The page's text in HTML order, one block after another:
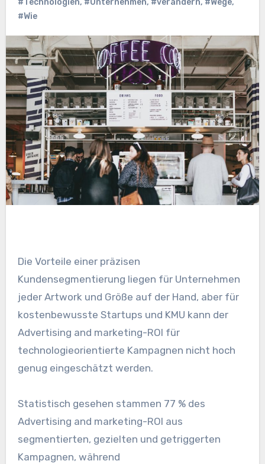
#Technologien, #Unternehmen, #verändern, #Wege,
#Wie
Die Vorteile einer präzisen
Kundensegmentierung liegen für Unternehmen
jeder Artwork und Größe auf der Hand, aber für
kostenbewusste Startups und KMU kann der
Advertising and marketing-ROI für
technologieorientierte Kampagnen nicht hoch
genug eingeschätzt werden.
Statistisch gesehen stammen 77 % des
Advertising and marketing-ROI aus
segmentierten, gezielten und getriggerten
Kampagnen, während